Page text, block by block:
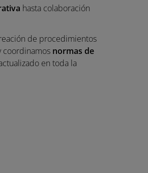
hasta colaboración
de procedimientos
coordinamos normas de
en toda la